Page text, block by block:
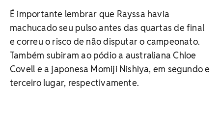
É importante lembrar que Rayssa havia
machucado seu pulso antes das quartas de final
e correu o risco de não disputar o campeonato.
Também subiram ao pódio a australiana Chloe
Covell e a japonesa Momiji Nishiya, em segundo e
terceiro lugar, respectivamente.